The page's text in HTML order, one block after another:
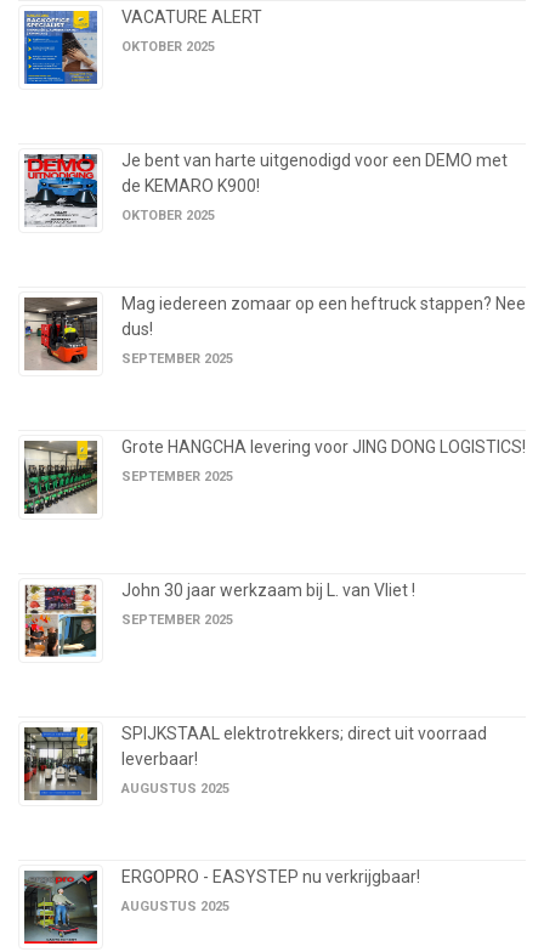
VACATURE ALERT
OKTOBER 2025
Je bent van harte uitgenodigd voor een DEMO met
de KEMARO K900!
OKTOBER 2025
Mag iedereen zomaar op een heftruck stappen? Nee
dus!
SEPTEMBER 2025
Grote HANGCHA levering voor JING DONG LOGISTICS!
SEPTEMBER 2025
John 30 jaar werkzaam bij L. van Vliet !
SEPTEMBER 2025
SPIJKSTAAL elektrotrekkers; direct uit voorraad
leverbaar!
AUGUSTUS 2025
ERGOPRO - EASYSTEP nu verkrijgbaar!
AUGUSTUS 2025